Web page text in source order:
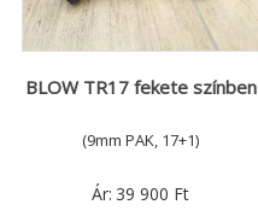
BLOW TR17 fekete színben
(9mm PAK, 17+1)
Ár: 39 900 Ft